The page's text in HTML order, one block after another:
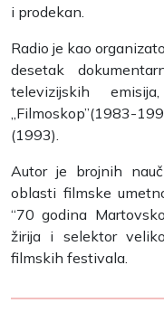
i prodekan.
Radio je kao
desetak
televizijskih
„Filmoskop”(1983-
(1993).
Autor je brojnih
oblasti filmske
“70 godina
žirija i selektor
filmskih festivala.